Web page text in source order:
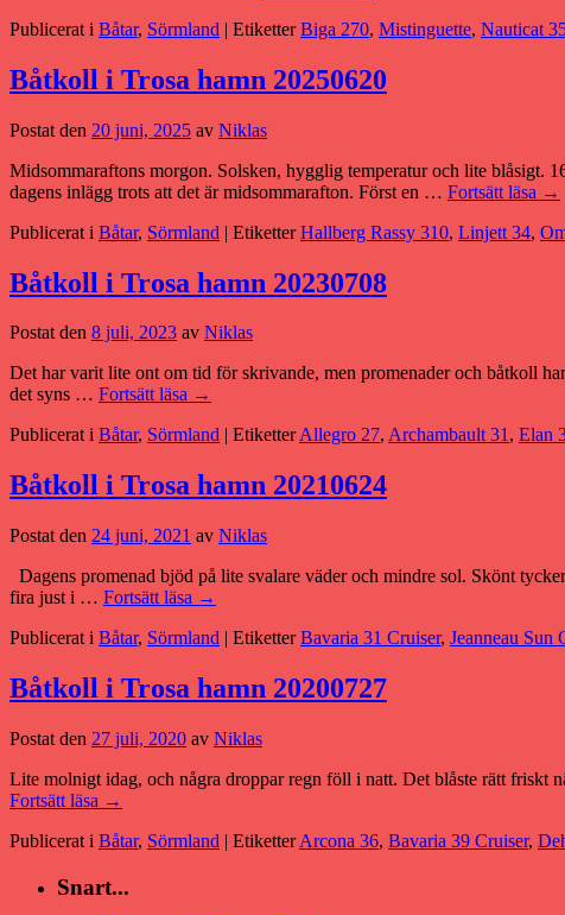
Publicerat i Båtar, Sörmland | Etiketter Biga 270, Mistinguette, Nauticat
Båtkoll i Trosa hamn 20250620
Postat den 20 juni, 2025 av Niklas
Midsommaraftons morgon. Solsken, hygglig temperatur och lite blåsigt.
dagens inlägg trots att det är midsommarafton. Först en … Fortsätt läsa →
Publicerat i Båtar, Sörmland | Etiketter Hallberg Rassy 310, Linjett 34,
Båtkoll i Trosa hamn 20230708
Postat den 8 juli, 2023 av Niklas
Det har varit lite ont om tid för skrivande, men promenader och båtkoll
det syns … Fortsätt läsa →
Publicerat i Båtar, Sörmland | EtiketterAllegro 27, Archambault 31, Elan
Båtkoll i Trosa hamn 20210624
Postat den 24 juni, 2021 av Niklas
Dagens promenad bjöd på lite svalare väder och mindre sol. Skönt
fira just i … Fortsätt läsa →
Publicerat i Båtar, Sörmland | Etiketter Bavaria 31 Cruiser, Jeanneau Sun
Båtkoll i Trosa hamn 20200727
Postat den 27 juli, 2020 av Niklas
Lite molnigt idag, och några droppar regn föll i natt. Det blåste rätt friskt
Fortsätt läsa →
Publicerat i Båtar, Sörmland | Etiketter Arcona 36, Bavaria 39 Cruiser,
Snart...